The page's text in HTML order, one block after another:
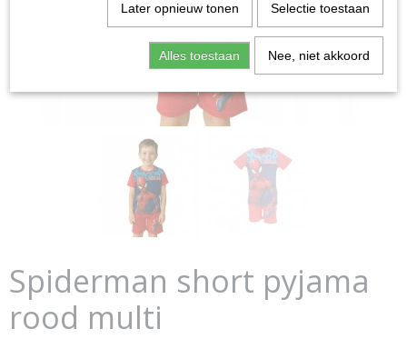
Spiderman short pyjama
rood multi
Later opnieuw tonen Selectie toestaan
Alles toestaan Nee, niet akkoord